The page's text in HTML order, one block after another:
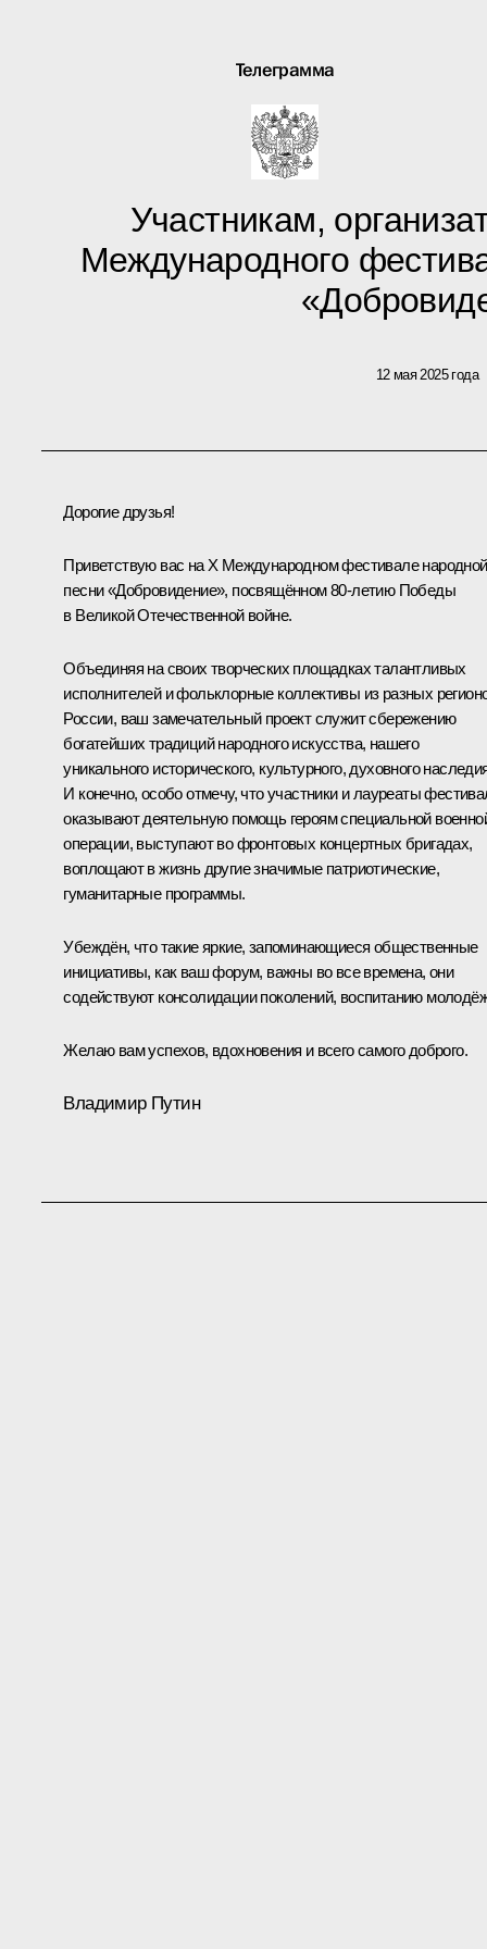
Телеграмма
Участникам,
Международного
12 мая 2025 года
Дорогие друзья!
Приветствую вас на Х Международном фестивале народной
песни «Добровидение», посвящённом 80-летию Победы
в Великой Отечественной войне.
Объединяя на своих творческих площадках талантливых
исполнителей и фольклорные коллективы из разных
России, ваш замечательный проект служит сбережению
богатейших традиций народного искусства, нашего
уникального исторического, культурного, духовного
И конечно, особо отмечу, что участники и лауреаты
оказывают деятельную помощь героям специальной
операции, выступают во фронтовых концертных бригадах,
воплощают в жизнь другие значимые патриотические,
гуманитарные программы.
Убеждён, что такие яркие, запоминающиеся общественные
инициативы, как ваш форум, важны во все времена, они
содействуют консолидации поколений, воспитанию
Желаю вам успехов, вдохновения и всего самого доброго.
Владимир Путин